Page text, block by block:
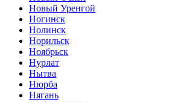
Новый Уренгой
Ногинск
Нолинск
Норильск
Ноябрьск
Нурлат
Нытва
Нюрба
Нягань